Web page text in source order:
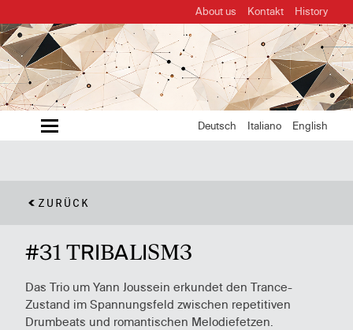
About us Kontakt History
Deutsch Italiano English
ZURÜCK
#31 TRIBALISM3
Das Trio um Yann Joussein erkundet den Trance-
Zustand im Spannungsfeld zwischen repetitiven
Drumbeats und romantischen Melodiefetzen.